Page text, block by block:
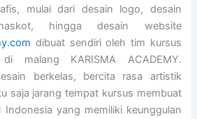
mulai dari desain logo, desain
hingga desain website
dibuat sendiri oleh tim kursus
malang KARISMA ACADEMY.
berkelas, bercita rasa artistik
saja jarang tempat kursus membuat
yang memiliki keunggulan